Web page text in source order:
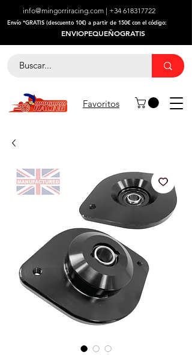
info@mingorriracing.com | +34 618317722
​Envío *GRATIS (descuento 10€) a partir de 150€ con el código:
ENVIOPEQUEÑOGRATIS
Favoritos